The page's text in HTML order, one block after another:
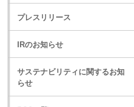
プレスリリース
IRのお知らせ
サステナビリティに関するお知
らせ